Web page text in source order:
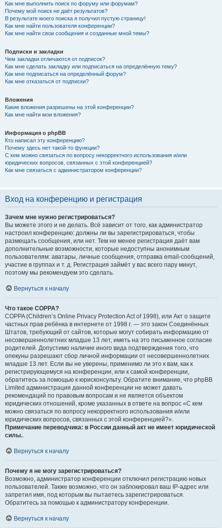
Как мне выполнить поиск по форуму или форумам?
Почему мой поиск не даёт результатов?
В результате моего поиска я получил пустую страницу!
Как мне найти пользователя конференции?
Как мне найти свои сообщения и созданные мной темы?
Подписки и закладки
Чем закладки отличаются от подписок?
Как мне сделать закладку или подписаться на определённую тему?
Как мне подписаться на определённый форум?
Как мне отказаться от подписки?
Вложения
Какие вложения разрешены на этой конференции?
Как мне найти мои вложения?
Информация о phpBB
Кто написал эту конференцию?
Почему здесь нет такой-то функции?
С кем можно связаться по вопросу некорректного использования и/или
юридических вопросов, связанных с этой конференцией?
Как мне связаться с администратором конференции?
Вход на конференцию и регистрация
Зачем мне нужно регистрироваться?
Вы можете этого и не делать. Всё зависит от того, как администратор
настроил конференцию: должны ли вы зарегистрироваться, чтобы
размещать сообщения, или нет. Тем не менее регистрация даёт вам
дополнительные возможности, которые недоступны анонимным
пользователям: аватары, личные сообщения, отправка email-сообщений,
участие в группах и т. д. Регистрация займёт у вас всего пару минут,
поэтому мы рекомендуем это сделать.
Вернуться к началу
Что такое COPPA?
COPPA (Children’s Online Privacy Protection Act of 1998), или Акт о защите
частных прав ребёнка в интернете от 1998 г. — это закон Соединённых
Штатов, требующий от сайтов, которые могут собирать информацию от
несовершеннолетних младше 13 лет, иметь на это письменное согласие
родителей. Допустимо наличие иного вида подтверждения того, что
опекуны разрешают сбор личной информации от несовершеннолетних
младше 13 лет. Если вы не уверены, применимо ли это к вам, как к
регистрирующемуся на конференции, или к самой конференции,
обратитесь за помощью к юрисконсульту. Обратите внимание, что phpBB
Limited администрация данной конференции не может давать
рекомендаций по правовым вопросам и не является объектом
юридических отношений, кроме указанных в ответе на вопрос «С кем
можно связаться по вопросу некорректного использования и/или
юридических вопросов, связанных с этой конференцией?».
Примечание переводчика: в России данный акт не имеет юридической
силы..
Вернуться к началу
Почему я не могу зарегистрироваться?
Возможно, администратор конференции отключил регистрацию новых
пользователей. Также возможно, что он заблокировал ваш IP-адрес или
запретил имя, под которым вы пытаетесь зарегистрироваться.
Обратитесь за помощью к администратору конференции.
Вернуться к началу